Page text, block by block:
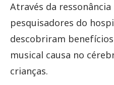
Através da
pesquisadores do
descobriram
musical causa no
crianças.